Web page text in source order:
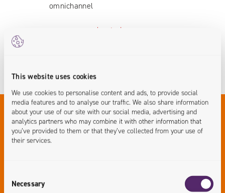
This website uses cookies
We use cookies to personalise content and ads, to provide social
media features and to analyse our traffic. We also share information
about your use of our site with our social media, advertising and
analytics partners who may combine it with other information that
you’ve provided to them or that they’ve collected from your use of
their services.
Selection
Necessary
omnichannel
<process.accelerated>
Rozwiązania